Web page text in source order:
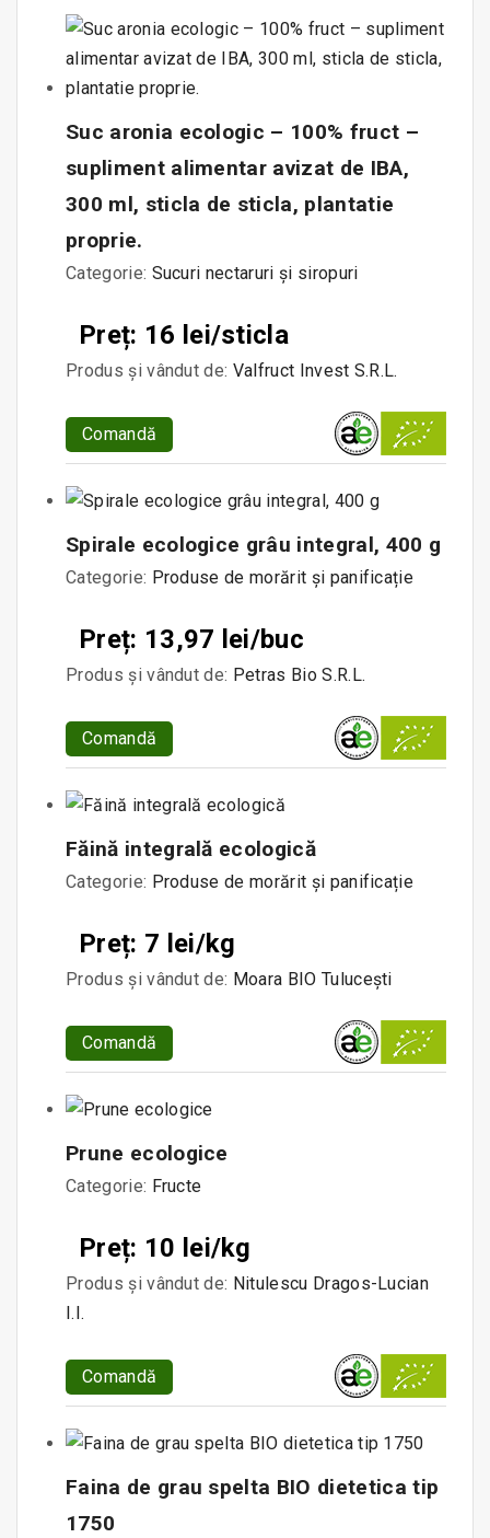
Suc aronia ecologic – 100% fruct –
supliment alimentar avizat de IBA,
300 ml, sticla de sticla, plantatie
proprie.
Categorie: Sucuri nectaruri și siropuri
Preț: 16 lei/sticla
Produs și vândut de: Valfruct Invest S.R.L.
Comandă
Spirale ecologice grâu integral, 400 g
Categorie: Produse de morărit și panificație
Preț: 13,97 lei/buc
Produs și vândut de: Petras Bio S.R.L.
Comandă
Făină integrală ecologică
Categorie: Produse de morărit și panificație
Preț: 7 lei/kg
Produs și vândut de: Moara BIO Tulucești
Comandă
Prune ecologice
Categorie: Fructe
Preț: 10 lei/kg
Produs și vândut de: Nitulescu Dragos-Lucian
I.I.
Comandă
Faina de grau spelta BIO dietetica tip
1750